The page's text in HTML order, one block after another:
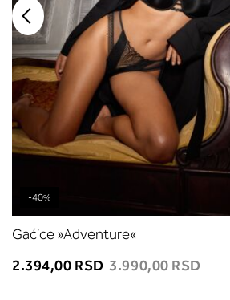
-40%
Gaćice »Adventure«
2.394,00 RSD 3.990,00 RSD